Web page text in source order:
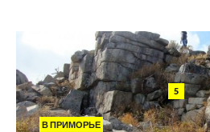
5
В ПРИМОРЬЕ